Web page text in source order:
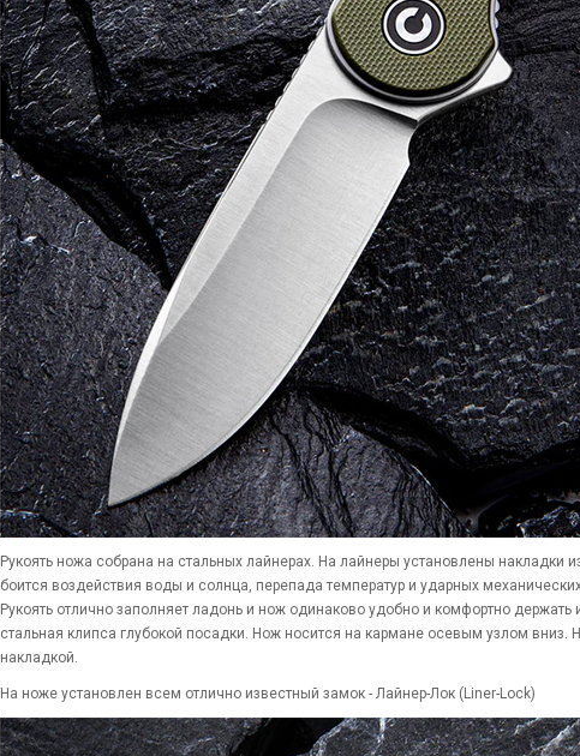
Рукоять ножа собрана на стальных лайнерах. На лайнеры установлены накладки
боится воздействия воды и солнца, перепада температур и ударных
Рукоять отлично заполняет ладонь и нож одинаково удобно и комфортно
стальная клипса глубокой посадки. Нож носится на кармане осевым узлом вниз.
накладкой.
На ноже установлен всем отлично известный замок - Лайнер-Лок (Liner-Lock)